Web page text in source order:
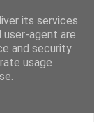
its services
user-agent are
and security
usage
à votre service !